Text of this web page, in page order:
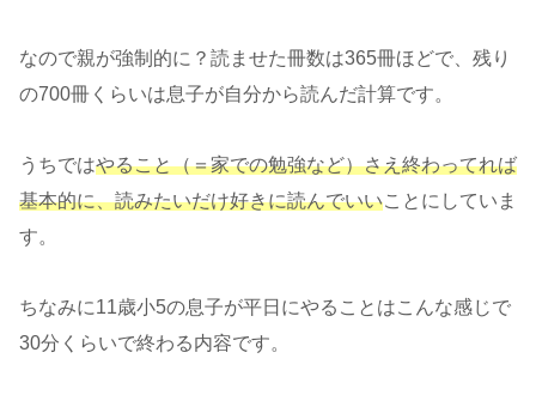
なので親が強制的に？読ませた冊数は365冊ほどで、残り
の700冊くらいは息子が自分から読んだ計算です。
うちではやること（＝家での勉強など）さえ終わってれば
基本的に、読みたいだけ好きに読んでいいことにしていま
す。
ちなみに11歳小5の息子が平日にやることはこんな感じで
30分くらいで終わる内容です。